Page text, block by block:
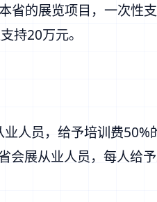
省的展览项目，一次性
持20万元。
人员，给予培训费50%
会展从业人员，每人给